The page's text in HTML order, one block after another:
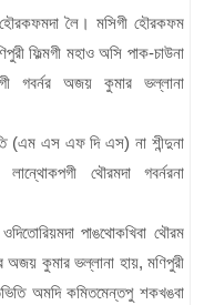
হৌরকফমদা লৈ। মসিগী হৌরকফম
ফিল্মগী মহাও অসি পাক-চাউনা
গবর্নর অজয় কুমার ভল্লানা
(এম এস এফ দি এস) না শীন্দুনা
থৌরমদা গবর্নরনা
পাঙথোকখিবা থৌরম
অজয় কুমার ভল্লানা হায়, মণিপুরী
অমদি কমিতমেন্তপু শকখঙবা